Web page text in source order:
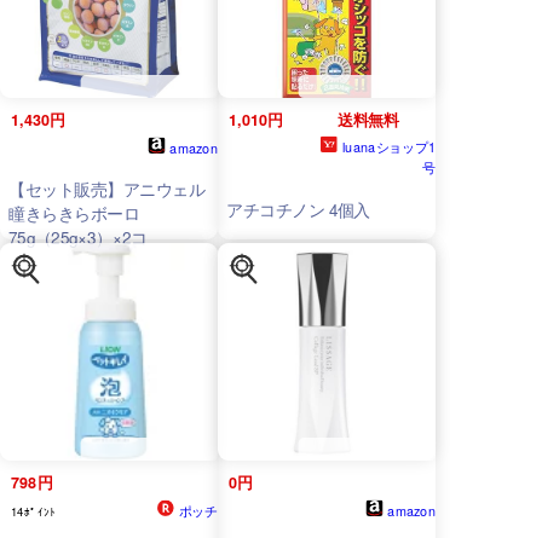
1,430円
amazon
【セット販売】アニウェル
瞳きらきらボーロ
75g（25g×3）×2コ
1,010円 送料無料
luanaショップ1
号
アチコチノン 4個入
798円
14ﾎﾟｲﾝﾄ ポッチ
0円
amazon